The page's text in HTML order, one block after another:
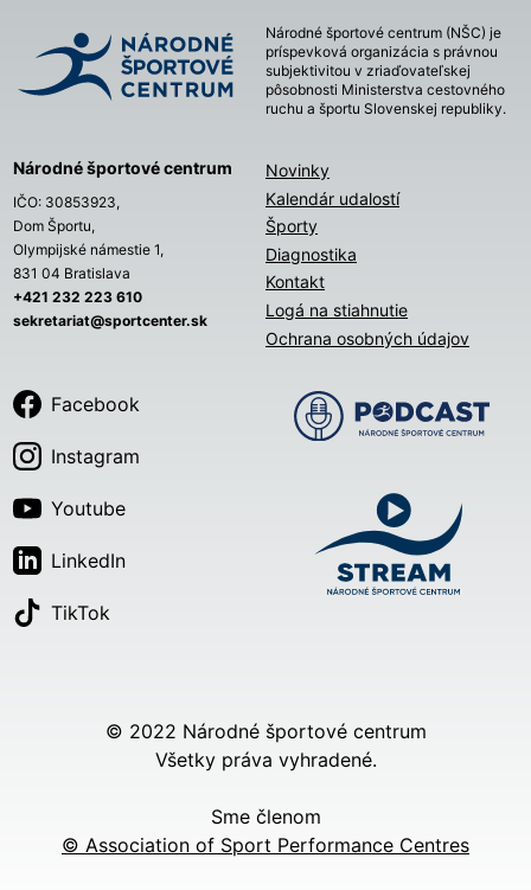
Národné športové centrum (NŠC) je
príspevková organizácia s právnou
subjektivitou v zriaďovateľskej
pôsobnosti Ministerstva cestovného
ruchu a športu Slovenskej republiky.
Národné športové centrum
IČO: 30853923,
Dom Športu,
Olympijské námestie 1,
831 04 Bratislava
+421 232 223 610
sekretariat@sportcenter.sk
Novinky
Kalendár udalostí
Športy
Diagnostika
Kontakt
Logá na stiahnutie
Ochrana osobných údajov
Facebook
Instagram
Youtube
LinkedIn
TikTok
© 2022 Národné športové centrum
Všetky práva vyhradené.
Sme členom
© Association of Sport Performance Centres